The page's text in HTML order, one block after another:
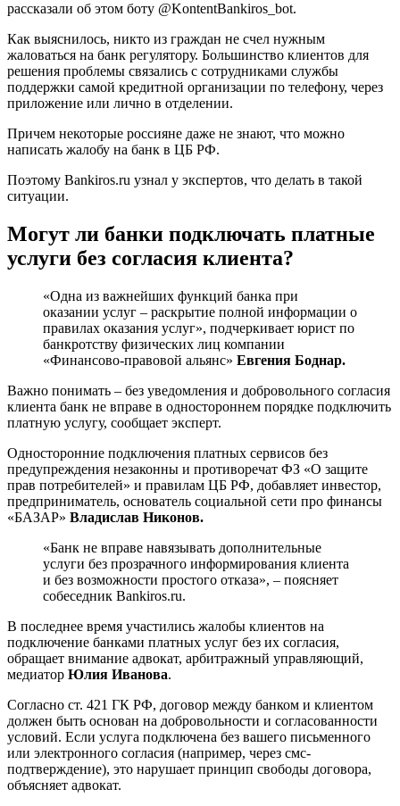
рассказали об этом боту @KontentBankiros_bot.
Как выяснилось, никто из граждан не счел нужным
жаловаться на банк регулятору. Большинство клиентов для
решения проблемы связались с сотрудниками службы
поддержки самой кредитной организации по телефону, через
приложение или лично в отделении.
Причем некоторые россияне даже не знают, что можно
написать жалобу на банк в ЦБ РФ.
Поэтому Bankiros.ru узнал у экспертов, что делать в такой
ситуации.
Могут ли банки подключать платные
услуги без согласия клиента?
«Одна из важнейших функций банка при
оказании услуг – раскрытие полной информации о
правилах оказания услуг», подчеркивает юрист по
банкротству физических лиц компании
«Финансово-правовой альянс» Евгения Боднар.
Важно понимать – без уведомления и добровольного согласия
клиента банк не вправе в одностороннем порядке подключить
платную услугу, сообщает эксперт.
Односторонние подключения платных сервисов без
предупреждения незаконны и противоречат ФЗ «О защите
прав потребителей» и правилам ЦБ РФ, добавляет инвестор,
предприниматель, основатель социальной сети про финансы
«БАЗАР» Владислав Никонов.
«Банк не вправе навязывать дополнительные
услуги без прозрачного информирования клиента
и без возможности простого отказа», – поясняет
собеседник Bankiros.ru.
В последнее время участились жалобы клиентов на
подключение банками платных услуг без их согласия,
обращает внимание адвокат, арбитражный управляющий,
медиатор Юлия Иванова.
Согласно ст. 421 ГК РФ, договор между банком и клиентом
должен быть основан на добровольности и согласованности
условий. Если услуга подключена без вашего письменного
или электронного согласия (например, через смс-
подтверждение), это нарушает принцип свободы договора,
объясняет адвокат.